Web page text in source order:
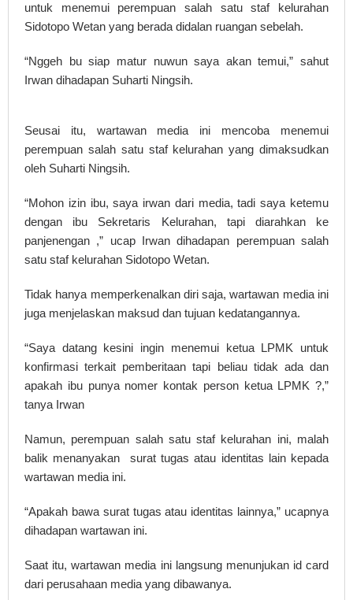
untuk menemui perempuan salah satu staf kelurahan
Sidotopo Wetan yang berada didalan ruangan sebelah.
“Nggeh bu siap matur nuwun saya akan temui,” sahut
Irwan dihadapan Suharti Ningsih.
Seusai itu, wartawan media ini mencoba menemui
perempuan salah satu staf kelurahan yang dimaksudkan
oleh Suharti Ningsih.
“Mohon izin ibu, saya irwan dari media, tadi saya ketemu
dengan ibu Sekretaris Kelurahan, tapi diarahkan ke
panjenengan ,” ucap Irwan dihadapan perempuan salah
satu staf kelurahan Sidotopo Wetan.
Tidak hanya memperkenalkan diri saja, wartawan media ini
juga menjelaskan maksud dan tujuan kedatangannya.
“Saya datang kesini ingin menemui ketua LPMK untuk
konfirmasi terkait pemberitaan tapi beliau tidak ada dan
apakah ibu punya nomer kontak person ketua LPMK ?,”
tanya Irwan
Namun, perempuan salah satu staf kelurahan ini, malah
balik menanyakan surat tugas atau identitas lain kepada
wartawan media ini.
“Apakah bawa surat tugas atau identitas lainnya,” ucapnya
dihadapan wartawan ini.
Saat itu, wartawan media ini langsung menunjukan id card
dari perusahaan media yang dibawanya.